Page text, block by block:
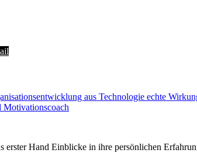
aus Technologie echte
erster Hand Einblicke in ihre persönlichen